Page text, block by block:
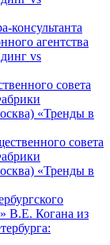
консультанта
агентства
vs
совета
«Тренды в